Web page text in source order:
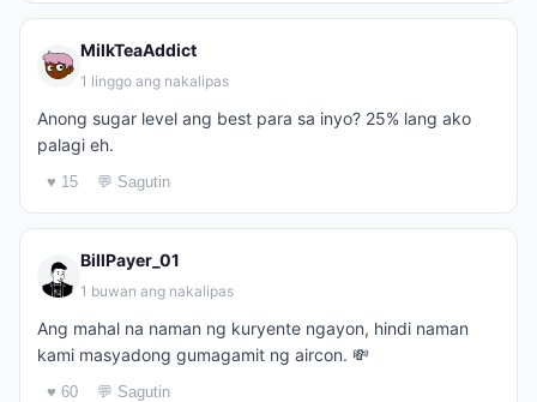
MilkTeaAddict
1 linggo ang nakalipas
Anong sugar level ang best para sa inyo? 25% lang ako
palagi eh.
♥ 15 💬 Sagutin
BillPayer_01
1 buwan ang nakalipas
Ang mahal na naman ng kuryente ngayon, hindi naman
kami masyadong gumagamit ng aircon. 💸
♥ 60 💬 Sagutin